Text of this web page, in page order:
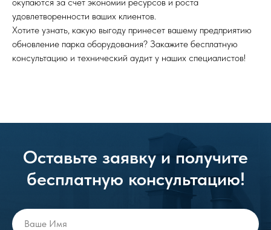
удовлетворенности ваших клиентов.
Хотите узнать, какую выгоду принесет вашему предприятию
обновление парка оборудования? Закажите бесплатную
консультацию и технический аудит у наших специалистов!
Оставьте заявку и получите
бесплатную консультацию!
Ваше Имя